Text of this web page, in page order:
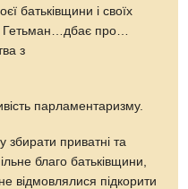
батьківщини і своїх
Гетьман…дбає про…
з
парламентаризму.
збирати приватні та
благо батьківщини,
відмовлялися підкорити